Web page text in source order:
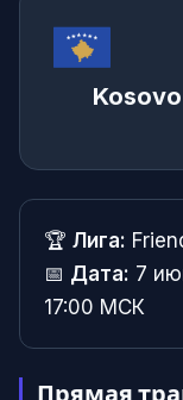
Kosovo
🏆 Лига:
📅 Дата: 7
17:00 МСК
Прямая